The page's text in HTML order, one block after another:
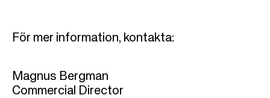
För mer information, kontakta:
Magnus Bergman
Commercial Director